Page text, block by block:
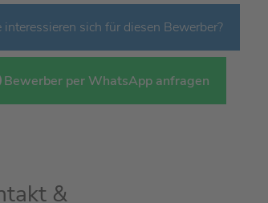
interessieren sich für diesen Bewerber?
Bewerber per WhatsApp anfragen
&